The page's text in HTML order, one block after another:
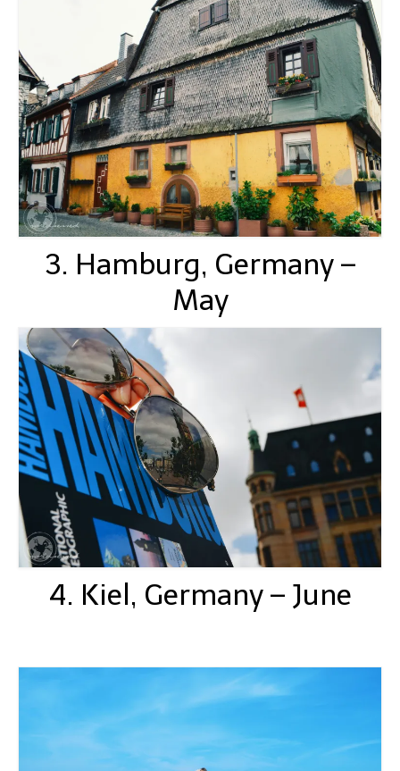
3. Hamburg, Germany –
May
4. Kiel, Germany – June